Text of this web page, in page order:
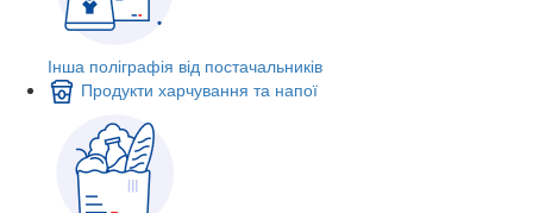
Інша поліграфія від постачальників
Продукти харчування та напої